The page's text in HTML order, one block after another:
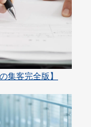
集客完全版】